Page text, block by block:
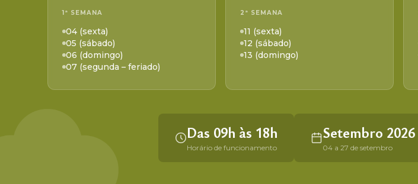
1ª SEMANA
04 (sexta)
05 (sábado)
06 (domingo)
07 (segunda – feriado)
2ª SEMANA
11 (sexta)
12 (sábado)
13 (domingo)
Das 09h às 18h
Horário de funcionamento
Setembro 2026
04 a 27 de setembro